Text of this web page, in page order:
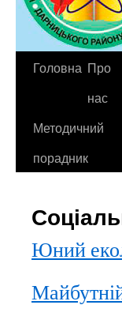
Головна Про
нас
Методичний
порадник
Юний